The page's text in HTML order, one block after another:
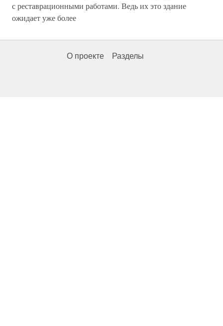
с реставрационными работами. Ведь их это здание
ожидает уже более
О проекте Разделы